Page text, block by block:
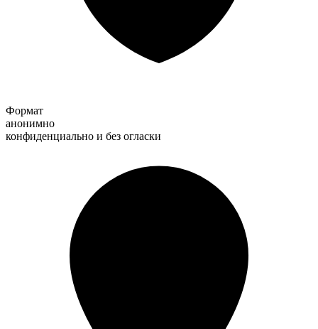
Формат
анонимно
конфиденциально и без огласки